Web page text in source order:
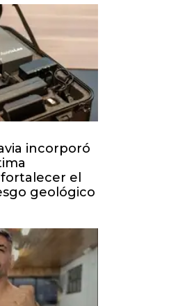
incorporó
el
geológico